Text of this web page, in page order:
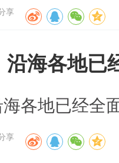
享
沿海各地已
各地已经全
享